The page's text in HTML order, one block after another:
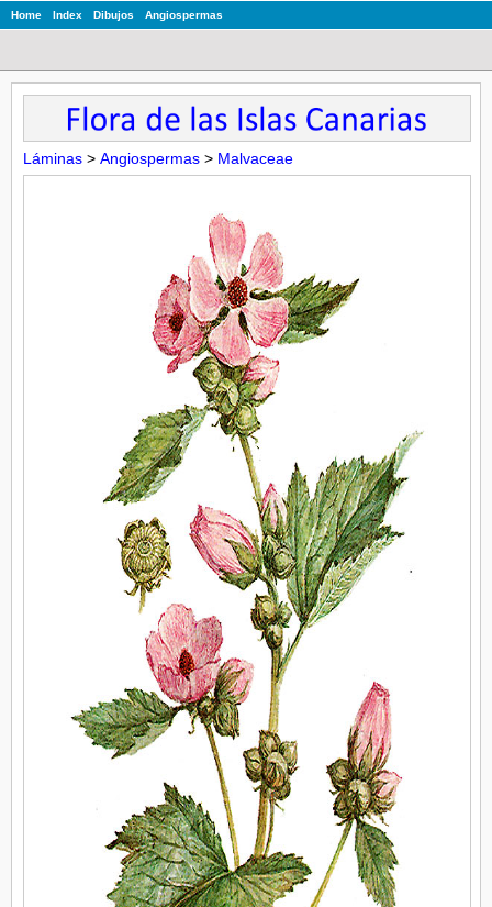
Home Index Dibujos Angiospermas
Láminas > Angiospermas > Malvaceae